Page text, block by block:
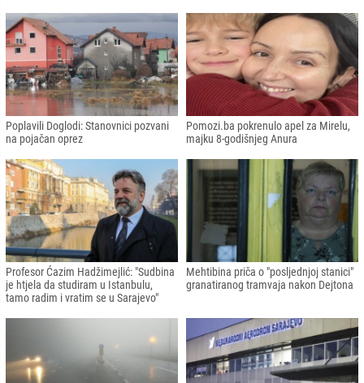
Poplavili Doglodi: Stanovnici pozvani
na pojačan oprez
Pomozi.ba pokrenulo apel za Mirelu,
majku 8-godišnjeg Anura
Profesor Ćazim Hadžimejlić: "Sudbina
je htjela da studiram u Istanbulu,
tamo radim i vratim se u Sarajevo"
Mehtibina priča o "posljednjoj stanici"
granatiranog tramvaja nakon Dejtona